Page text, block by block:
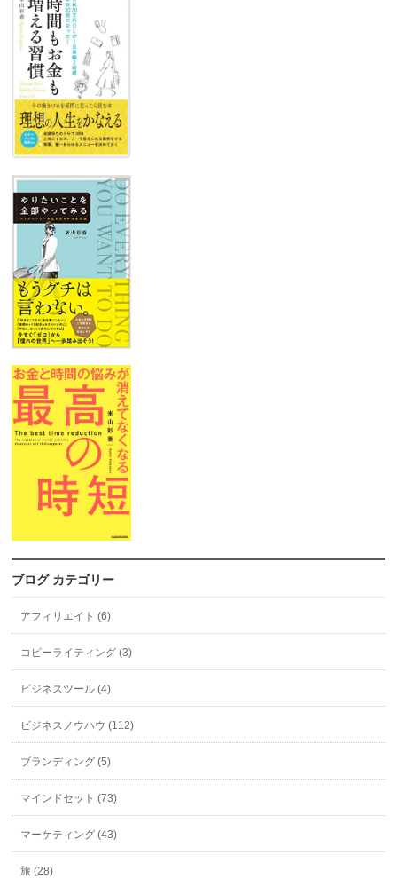
ブログ カテゴリー
アフィリエイト (6)
コピーライティング (3)
ビジネスツール (4)
ビジネスノウハウ (112)
ブランディング (5)
マインドセット (73)
マーケティング (43)
旅 (28)